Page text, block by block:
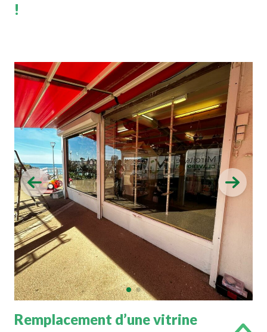
!
Remplacement d’une vitrine